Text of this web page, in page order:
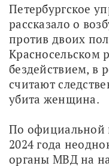
Петербургское
рассказало о
против двоих
Красносельском
бездействием, в
считают
убита женщина.
По официальной
2024 года
органы МВД на